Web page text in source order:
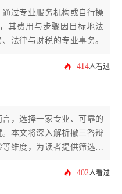
过专业服务机构或自行操
其费用与步骤因目标地法
法律与财税的专业事务。
414人看过
，选择一家专业、可靠的
本文将深入解析撤三答辩
维度，为读者提供筛选与
402人看过